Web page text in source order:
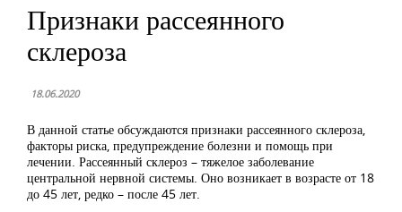
Признаки рассеянного
склероза
18.06.2020
В данной статье обсуждаются признаки рассеянного склероза,
факторы риска, предупреждение болезни и помощь при
лечении. Рассеянный склероз – тяжелое заболевание
центральной нервной системы. Оно возникает в возрасте от 18
до 45 лет, редко – после 45 лет.